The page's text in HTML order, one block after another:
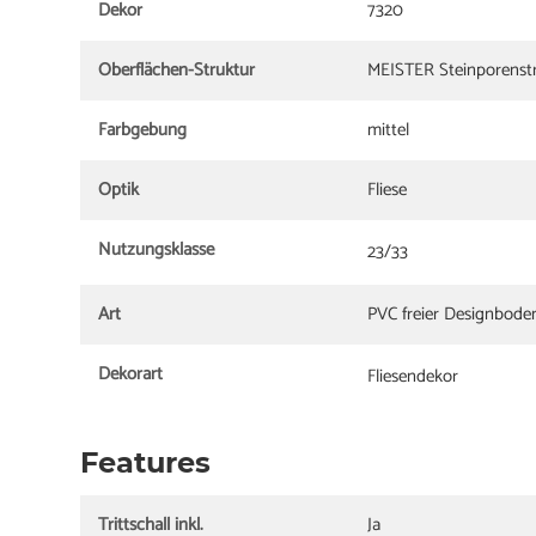
Dekor
7320
Oberflächen-Struktur
MEISTER
Farbgebung
mittel
Optik
Fliese
Nutzungsklasse
23/33
Art
PVC freier
Dekorart
Fliesendekor
Features
Trittschall inkl. Ja